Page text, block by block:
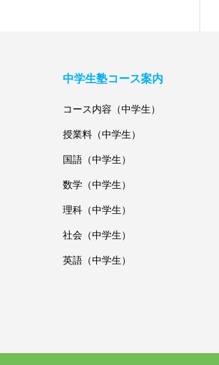
中学生塾コース案内
コース内容（中学生）
授業料（中学生）
国語（中学生）
数学（中学生）
理科（中学生）
社会（中学生）
英語（中学生）